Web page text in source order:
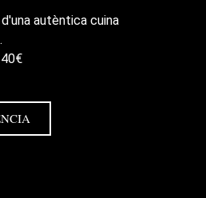
autèntica cuina